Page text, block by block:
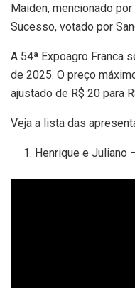
Maiden, mencionado
Sucesso, votado por
A 54ª Expoagro Franca
de 2025. O preço
ajustado de R$ 20 para
Veja a lista das
Henrique e Juliano